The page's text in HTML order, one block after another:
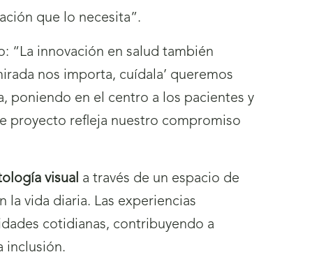
que lo necesita”.
“La innovación en salud también
nos importa, cuídala’ queremos
poniendo en el centro a los pacientes y
proyecto refleja nuestro compromiso
visual a través de un espacio de
vida diaria. Las experiencias
cotidianas, contribuyendo a
inclusión.